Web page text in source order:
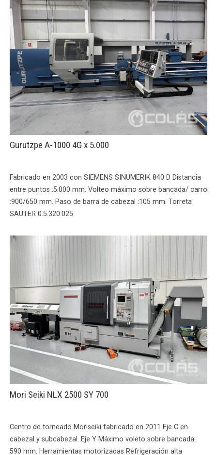
Gurutzpe A-1000 4G x 5.000
Fabricado en 2003 con SIEMENS SINUMERIK 840 D Distancia
entre puntos :5.000 mm. Volteo máximo sobre bancada/ carro
:900/650 mm. Paso de barra de cabezal :105 mm. Torreta
SAUTER 0.5.320.025
Mori Seiki NLX 2500 SY 700
Centro de torneado Moriseiki fabricado en 2011 Eje C en
cabezal y subcabezal. Eje Y Máximo voleto sobre bancada:
590 mm. Herramientas motorizadas Refrigeración alta